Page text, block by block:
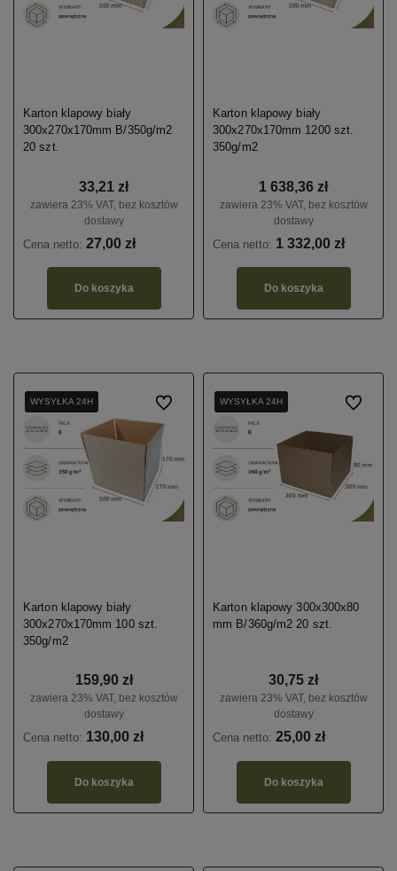
Karton klapowy biały
300x270x170mm B/350g/m2
20 szt.
33,21 zł
zawiera 23% VAT, bez kosztów
dostawy
Cena netto: 27,00 zł
Do koszyka
Karton klapowy biały
300x270x170mm 1200 szt.
350g/m2
1 638,36 zł
zawiera 23% VAT, bez kosztów
dostawy
Cena netto: 1 332,00 zł
Do koszyka
WYSYŁKA 24H
WYSYŁKA 24H
WYSYŁKA 24H
Karton klapowy biały
300x270x170mm 100 szt.
350g/m2
159,90 zł
zawiera 23% VAT, bez kosztów
dostawy
Cena netto: 130,00 zł
Do koszyka
Do ulubionychWYSYŁKA 24H
WYSYŁKA 24H
WYSYŁKA 24H
Karton klapowy 300x300x80
mm B/360g/m2 20 szt.
30,75 zł
zawiera 23% VAT, bez kosztów
dostawy
Cena netto: 25,00 zł
Do koszyka
Do